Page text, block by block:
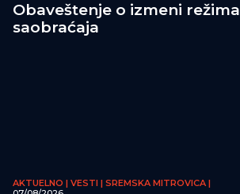
Obaveštenje o izmeni režima
saobraćaja
AKTUELNO | VESTI | SREMSKA MITROVICA |